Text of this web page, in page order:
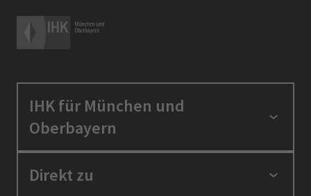
IHK für München und
Oberbayern
Standortpolitik
Direkt zu